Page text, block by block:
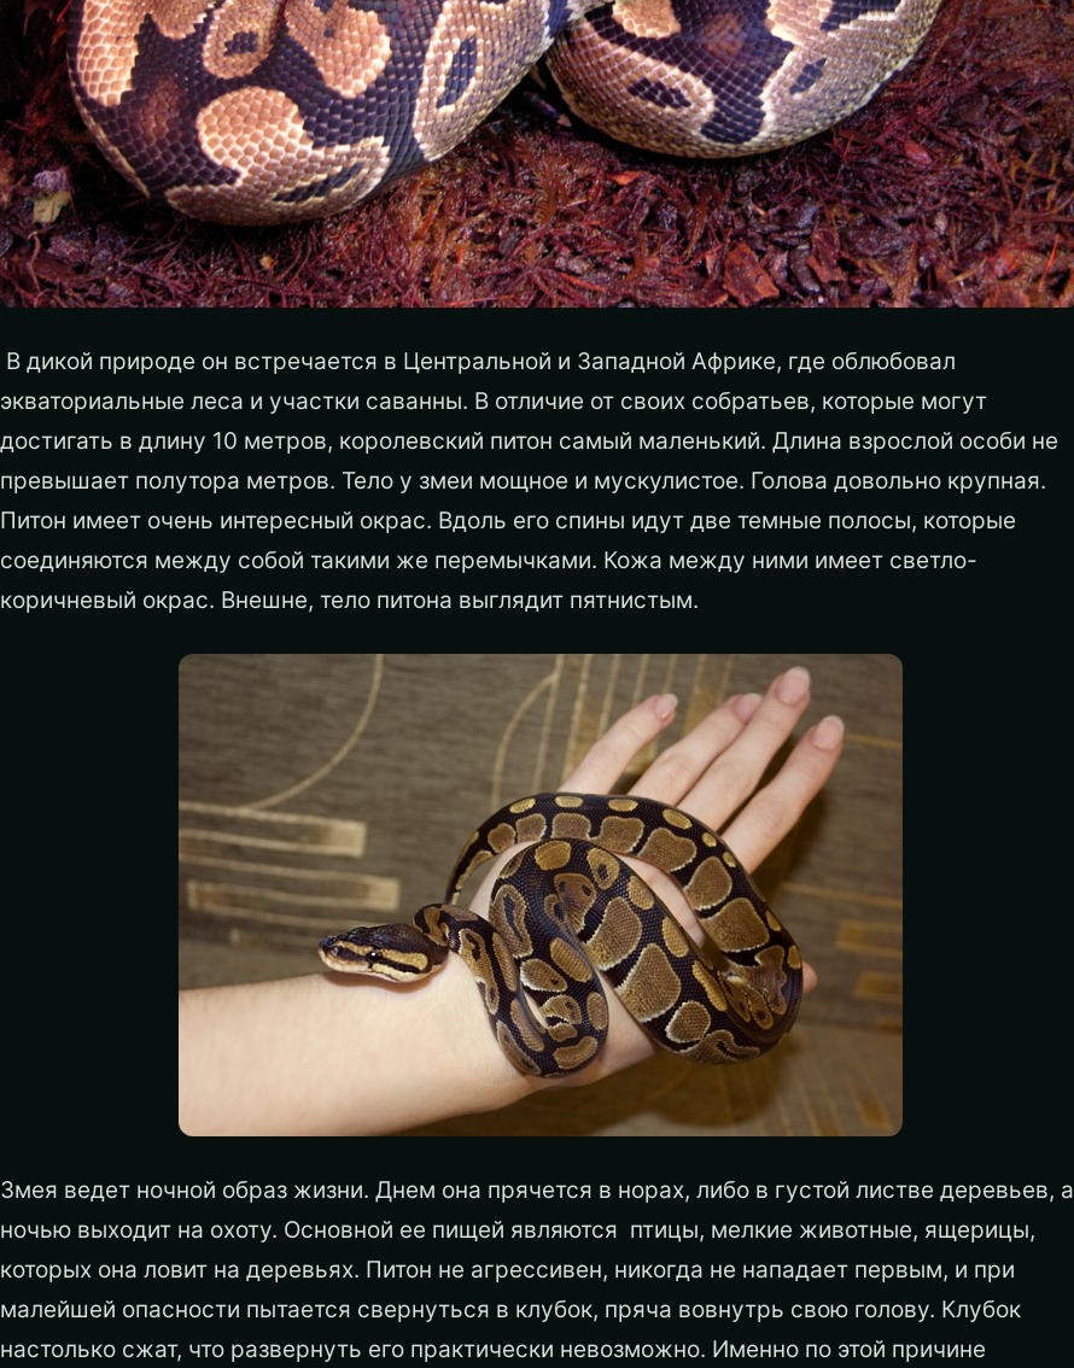
В дикой природе он встречается в Центральной и Западной Африке, где облюбовал
экваториальные леса и участки саванны. В отличие от своих собратьев, которые могут
достигать в длину 10 метров, королевский питон самый маленький. Длина взрослой особи не
превышает полутора метров. Тело у змеи мощное и мускулистое. Голова довольно крупная.
Питон имеет очень интересный окрас. Вдоль его спины идут две темные полосы, которые
соединяются между собой такими же перемычками. Кожа между ними имеет светло-
коричневый окрас. Внешне, тело питона выглядит пятнистым.
Змея ведет ночной образ жизни. Днем она прячется в норах, либо в густой листве деревьев, а
ночью выходит на охоту. Основной ее пищей являются птицы, мелкие животные, ящерицы,
которых она ловит на деревьях. Питон не агрессивен, никогда не нападает первым, и при
малейшей опасности пытается свернуться в клубок, пряча вовнутрь свою голову. Клубок
настолько сжат, что развернуть его практически невозможно. Именно по этой причине